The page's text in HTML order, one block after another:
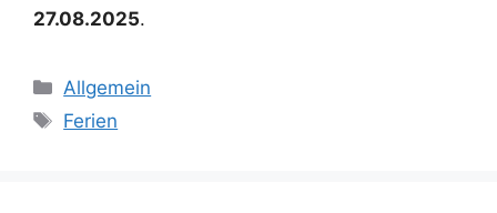
27.08.2025.
Kategorien
Allgemein
Schlagwörter
Ferien